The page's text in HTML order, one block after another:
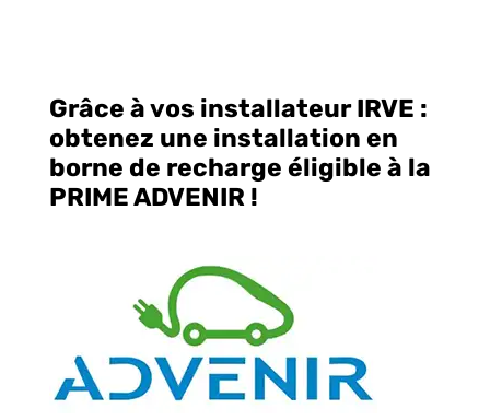
Grâce à vos installateur IRVE :
obtenez une installation en
borne de recharge éligible à la
PRIME ADVENIR !